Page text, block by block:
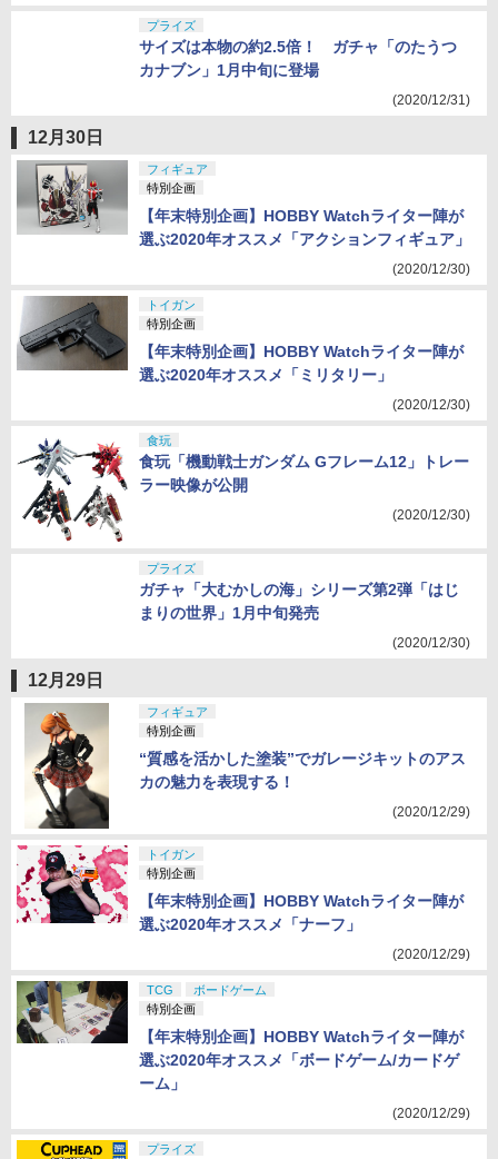
プライズ
サイズは本物の約2.5倍！ ガチャ「のたうつ
カナブン」1月中旬に登場
(2020/12/31)
12月30日
フィギュア
特別企画
【年末特別企画】HOBBY Watchライター陣が
選ぶ2020年オススメ「アクションフィギュア」
(2020/12/30)
トイガン
特別企画
【年末特別企画】HOBBY Watchライター陣が
選ぶ2020年オススメ「ミリタリー」
(2020/12/30)
食玩
食玩「機動戦士ガンダム Gフレーム12」トレー
ラー映像が公開
(2020/12/30)
プライズ
ガチャ「大むかしの海」シリーズ第2弾「はじ
まりの世界」1月中旬発売
(2020/12/30)
12月29日
フィギュア
特別企画
“質感を活かした塗装”でガレージキットのアス
カの魅力を表現する！
(2020/12/29)
トイガン
特別企画
【年末特別企画】HOBBY Watchライター陣が
選ぶ2020年オススメ「ナーフ」
(2020/12/29)
TCG
ボードゲーム
特別企画
【年末特別企画】HOBBY Watchライター陣が
選ぶ2020年オススメ「ボードゲーム/カードゲ
ーム」
(2020/12/29)
プライズ